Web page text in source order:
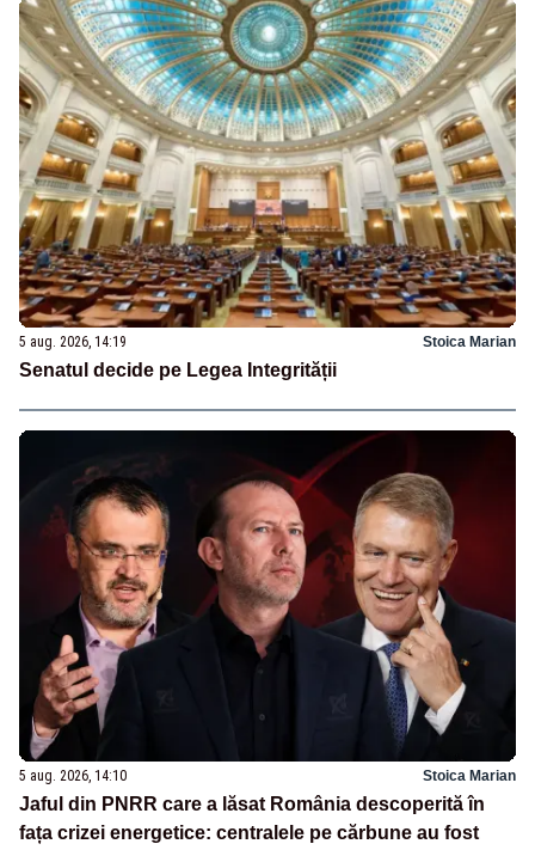
5 aug. 2026, 14:19 Stoica Marian
Senatul decide pe Legea Integrității
5 aug. 2026, 14:10 Stoica Marian
Jaful din PNRR care a lăsat România descoperită în
fața crizei energetice: centralele pe cărbune au fost